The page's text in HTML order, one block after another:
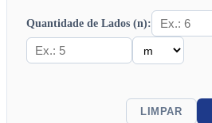
Quantidade de Lados (n):
LIMPAR